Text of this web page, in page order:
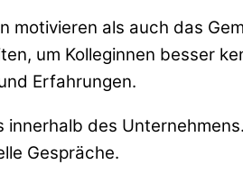
als auch das
um Kolleginnen besser
Erfahrungen.
des
Gespräche.